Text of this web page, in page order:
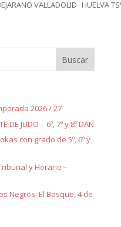
VALLADOLID HUELVA
2026 / 27
DE JUDO – 6º, 7º y 8º DAN
con grado de 5º, 6º y
y Horario –
Negros: El Bosque, 4 de